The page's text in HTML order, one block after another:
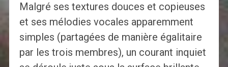
Malgré ses textures douces et copieuses
et ses mélodies vocales apparemment
simples (partagées de manière égalitaire
par les trois membres), un courant inquiet